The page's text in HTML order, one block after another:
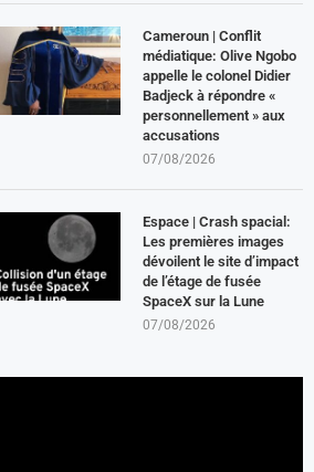
Cameroun | Conflit
médiatique: Olive Ngobo
appelle le colonel Didier
Badjeck à répondre «
personnellement » aux
accusations
07/08/2026
Espace | Crash spacial:
Les premières images
dévoilent le site d’impact
de l’étage de fusée
SpaceX sur la Lune
07/08/2026